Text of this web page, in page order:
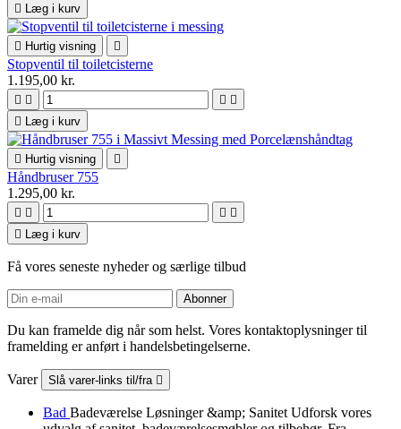
 Læg i kurv
 Hurtig visning 
Stopventil til toiletcisterne
1.195,00 kr.
   
 Læg i kurv
 Hurtig visning 
Håndbruser 755
1.295,00 kr.
   
 Læg i kurv
Få vores seneste nyheder og særlige tilbud
Du kan framelde dig når som helst. Vores kontaktoplysninger til
framelding er anført i handelsbetingelserne.
Varer Slå varer-links til/fra 
Bad Badeværelse Løsninger &amp; Sanitet Udforsk vores